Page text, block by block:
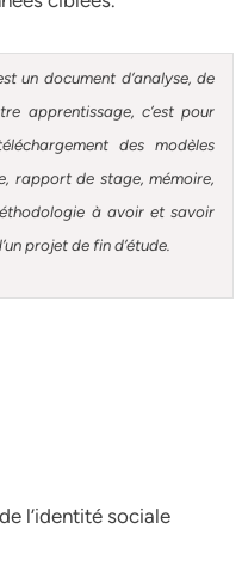
un document d’analyse, de
apprentissage, c’est pour
des modèles
rapport de stage, mémoire,
à avoir et savoir
projet de fin d’étude.
l’identité sociale